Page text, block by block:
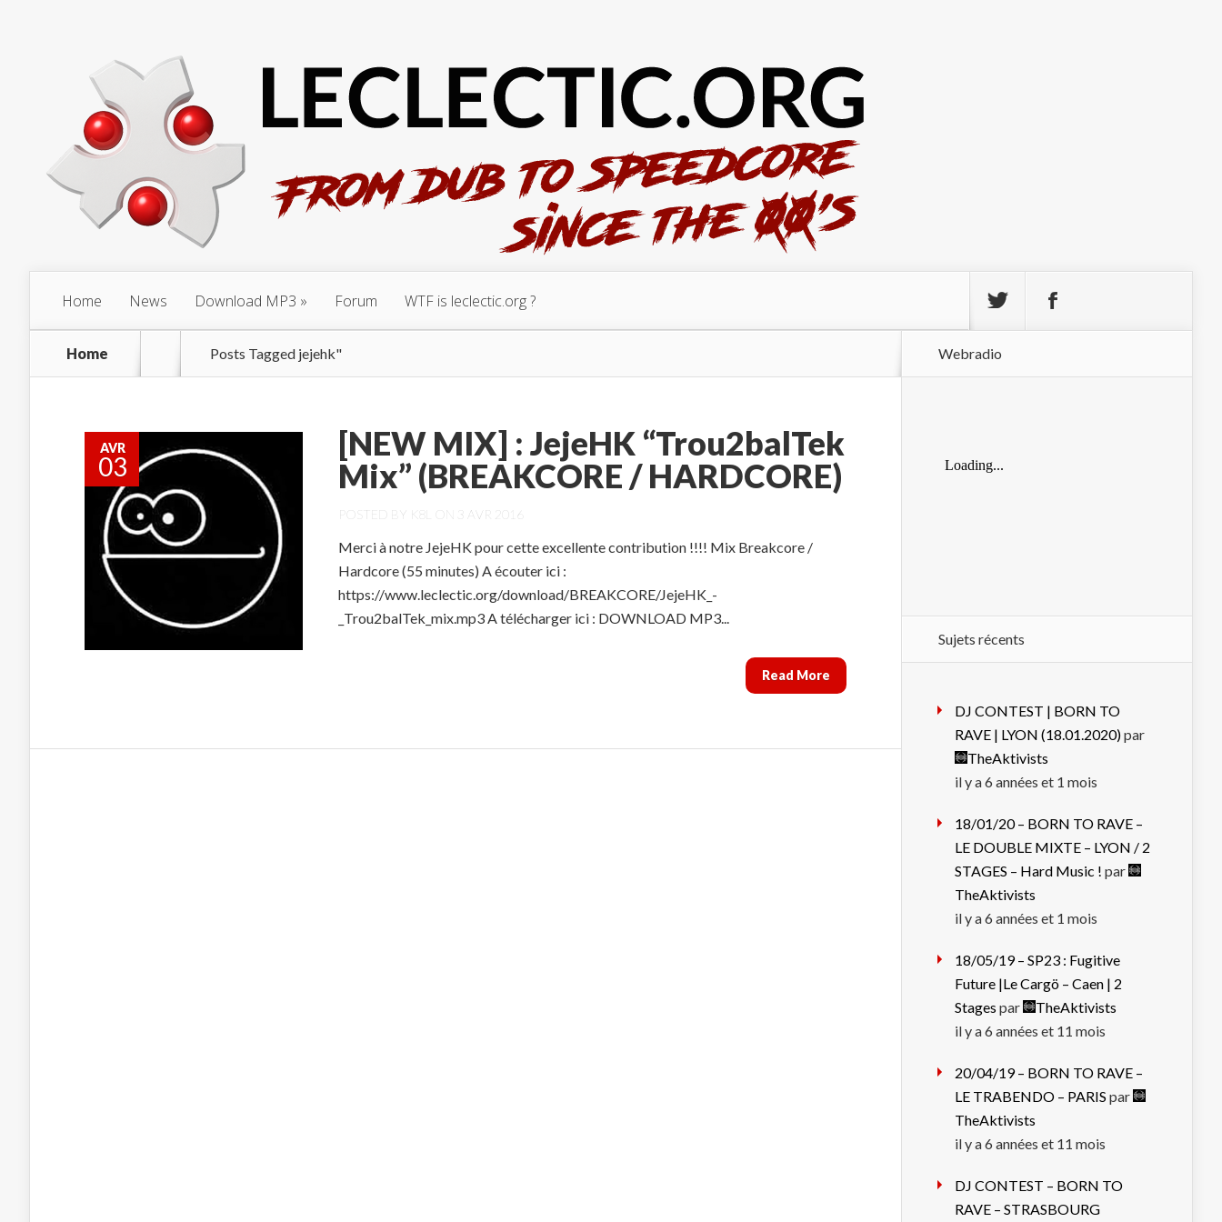
Home News Download MP3 Forum WTF is leclectic.org ?
Home Posts Tagged jejehk"
AVR
03
[NEW MIX] : JejeHK “Trou2balTek
Mix” (BREAKCORE / HARDCORE)
POSTED BY K8L ON 3 AVR 2016
Merci à notre JejeHK pour cette excellente contribution !!!! Mix Breakcore /
Hardcore (55 minutes) A écouter ici :
https://www.leclectic.org/download/BREAKCORE/JejeHK_-
_Trou2balTek_mix.mp3 A télécharger ici : DOWNLOAD MP3...
Read More
Webradio
Sujets récents
DJ CONTEST | BORN TO
RAVE | LYON (18.01.2020)par
TheAktivists
il y a 6 années et 1 mois
18/01/20 – BORN TO RAVE –
LE DOUBLE MIXTE – LYON / 2
STAGES – Hard Music ! par
TheAktivists
il y a 6 années et 1 mois
18/05/19 – SP23 : Fugitive
Future |Le Cargö – Caen | 2
Stages par
TheAktivists
il y a 6 années et 11 mois
20/04/19 – BORN TO RAVE –
LE TRABENDO – PARIS par
TheAktivists
il y a 6 années et 11 mois
DJ CONTEST – BORN TO
RAVE – STRASBOURG